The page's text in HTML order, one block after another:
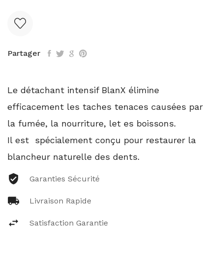
Partager
Le détachant intensif BlanX élimine
efficacement les taches tenaces causées par
la fumée, la nourriture, let es boissons.
Il est spécialement conçu pour restaurer la
blancheur naturelle des dents.
Garanties Sécurité
Livraison Rapide
Satisfaction Garantie